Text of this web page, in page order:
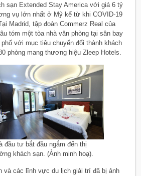
sạn Extended Stay America với giá 6 tỷ
vụ lớn nhất ở Mỹ kể từ khi COVID-19
Madrid, tập đoàn Commerz Real của
tóm một tòa nhà văn phòng tại sân bay
phố với mục tiêu chuyển đổi thành khách
phòng mang thương hiệu Zleep Hotels.
đầu tư bắt đầu ngắm đến thị
khách sạn. (Ảnh minh hoạ).
và các lĩnh vực du lịch giải trí đã bị ảnh